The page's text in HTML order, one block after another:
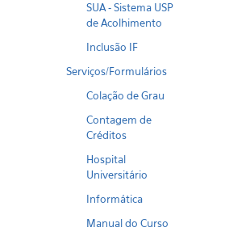
SUA - Sistema USP
de Acolhimento
Inclusão IF
Serviços/Formulários
Colação de Grau
Contagem de
Créditos
Hospital
Universitário
Informática
Manual do Curso